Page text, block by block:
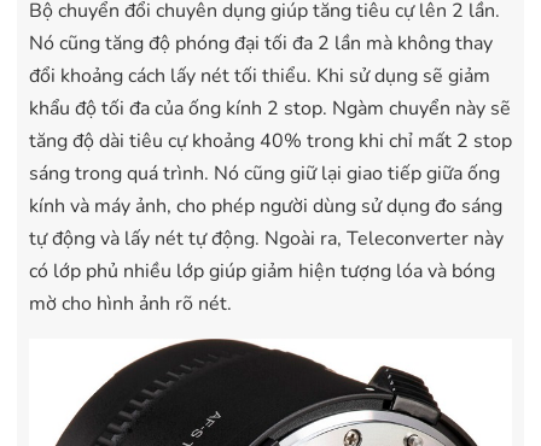
Bộ chuyển đổi chuyên dụng giúp tăng tiêu cự lên 2 lần.
Nó cũng tăng độ phóng đại tối đa 2 lần mà không thay
đổi khoảng cách lấy nét tối thiểu. Khi sử dụng sẽ giảm
khẩu độ tối đa của ống kính 2 stop. Ngàm chuyển này sẽ
tăng độ dài tiêu cự khoảng 40% trong khi chỉ mất 2 stop
sáng trong quá trình. Nó cũng giữ lại giao tiếp giữa ống
kính và máy ảnh, cho phép người dùng sử dụng đo sáng
tự động và lấy nét tự động. Ngoài ra, Teleconverter này
có lớp phủ nhiều lớp giúp giảm hiện tượng lóa và bóng
mờ cho hình ảnh rõ nét.